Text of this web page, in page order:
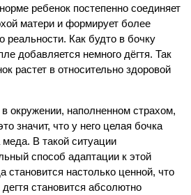
ребенок постепенно соединяет
матери и формирует более
реальности. Как будто в бочку
добавляется немного дёгтя. Так
растет в относительно здоровой
окружении, наполненном страхом,
значит, что у него целая бочка
меда. В такой ситуации
способ адаптации к этой
становится настолько ценной, что
становится абсолютно